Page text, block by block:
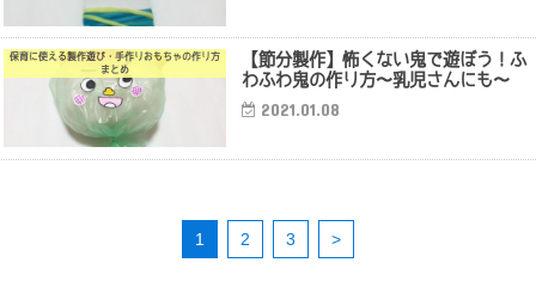
保育に使える製作遊び・手作りおもちゃの作り方
まとめ
【節分製作】怖くない鬼で遊ぼう！ふ
わふわ鬼の作り方〜乳児さんにも〜
2021.01.08
1 2 3 >